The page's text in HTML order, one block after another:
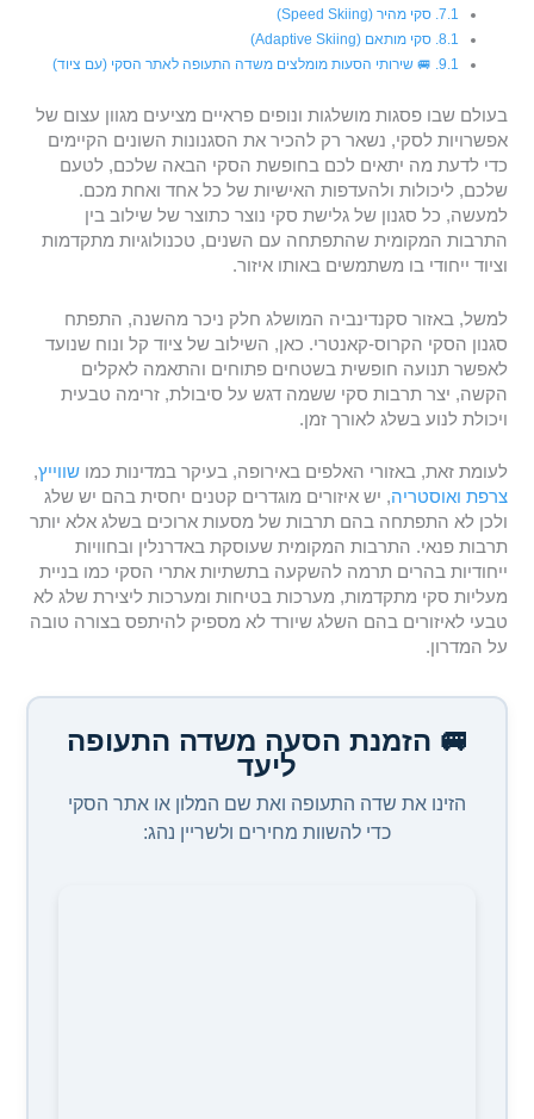
סקי מהיר (Speed Skiing)
סקי מותאם (Adaptive Skiing)
🚐 שירותי הסעות מומלצים משדה התעופה לאתר הסקי (עם ציוד)
בעולם שבו פסגות מושלגות ונופים פראיים מציעים מגוון עצום של
אפשרויות לסקי, נשאר רק להכיר את הסגנונות השונים הקיימים
כדי לדעת מה יתאים לכם בחופשת הסקי הבאה שלכם, לטעם
שלכם, ליכולות ולהעדפות האישיות של כל אחד ואחת מכם.
למעשה, כל סגנון של גלישת סקי נוצר כתוצר של שילוב בין
התרבות המקומית שהתפתחה עם השנים, טכנולוגיות מתקדמות
וציוד ייחודי בו משתמשים באותו איזור.
למשל, באזור סקנדינביה המושלג חלק ניכר מהשנה, התפתח
סגנון הסקי הקרוס-קאנטרי. כאן, השילוב של ציוד קל ונוח שנועד
לאפשר תנועה חופשית בשטחים פתוחים והתאמה לאקלים
הקשה, יצר תרבות סקי ששמה דגש על סיבולת, זרימה טבעית
ויכולת לנוע בשלג לאורך זמן.
לעומת זאת, באזורי האלפים באירופה, בעיקר במדינות כמושווייץ,
צרפת ואוסטריה, יש איזורים מוגדרים קטנים יחסית בהם יש שלג
ולכן לא התפתחה בהם תרבות של מסעות ארוכים בשלג אלא יותר
תרבות פנאי. התרבות המקומית שעוסקת באדרנלין ובחוויות
ייחודיות בהרים תרמה להשקעה בתשתיות אתרי הסקי כמו בניית
מעליות סקי מתקדמות, מערכות בטיחות ומערכות ליצירת שלג לא
טבעי לאיזורים בהם השלג שיורד לא מספיק להיתפס בצורה טובה
על המדרון.
🚐 הזמנת הסעה משדה התעופה
ליעד
הזינו את שדה התעופה ואת שם המלון או אתר הסקי
כדי להשוות מחירים ולשריין נהג: